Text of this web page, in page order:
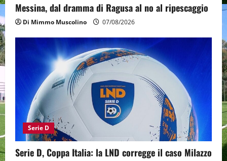
Messina, dal dramma di Ragusa al no al ripescaggio
Di Mimmo Muscolino 07/08/2026
Serie D
Serie D, Coppa Italia: la LND corregge il caso Milazzo